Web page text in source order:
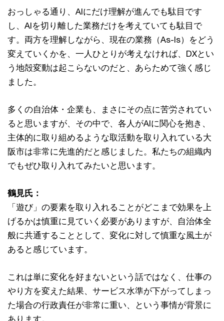
おっしゃる通り、AIにだけ理解が進んでも駄目です
し、AIを切り離した業務だけを考えていても駄目で
す。両方を理解しながら、現在の業務（As-Is）をどう
変えていくかを、一人ひとりが考えなければ、DXとい
う地殻変動は起こらないのだと、あらためて強く感じ
ました。
多くの自治体・企業も、まさにその点に苦労されてい
ると思いますが、その中で、各人がAIに関心を抱き、
主体的に取り組めるような取活動を取り入れている大
阪市は非常に先進的だと感じました。私たちの組織内
でもぜひ取り入れてみたいと思います。
鶴見氏：
「遊び」の要素を取り入れることがどこまで効果を上
げるかは慎重に見ていく必要がありますが、自治体全
般に共通することとして、変化に対して慎重な風土が
あると感じています。
これは単に変化を好まないという話ではなく、仕事の
やり方を変えた結果、サービス水準が下がってしまっ
た場合の行政責任が非常に重い、という事情が背景に